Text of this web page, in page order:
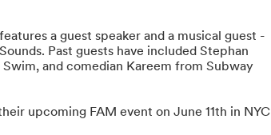
a guest speaker and a musical guest -
Past guests have included Stephan
and comedian Kareem from Subway
upcoming FAM event on June 11th in NYC